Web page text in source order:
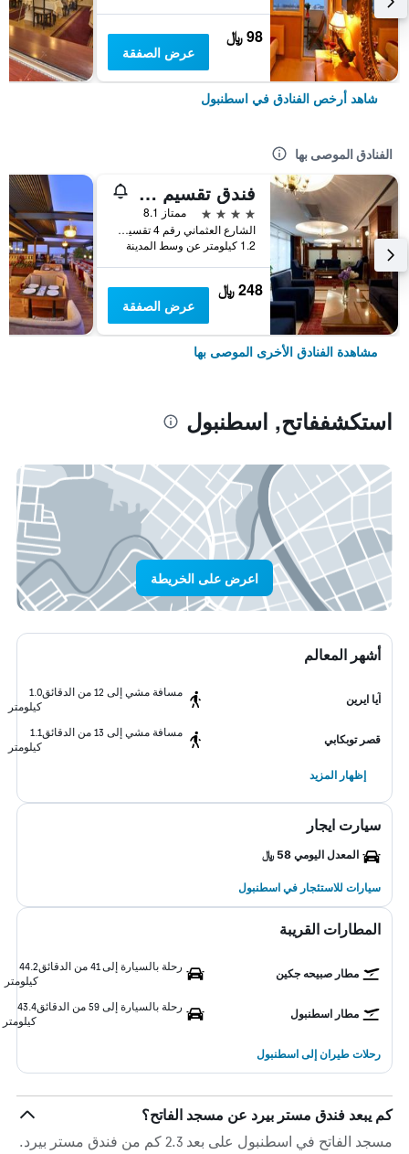
98 ﷼
عرض الصفقة
شاهد أرخص الفنادق في اسطنبول
الفنادق الموصى بها
فندق تقسيم متروبارك
4 نجوم
ممتاز 8.1
الشارع العثماني رقم 4 تقسيم, اسطنبول, تركيا
1.2 كيلومتر عن وسط المدينة
248 ﷼
عرض الصفقة
مشاهدة الفنادق الأخرى الموصى بها
استكشففاتح, اسطنبول
اعرض على الخريطة
أشهر المعالم
آيا ايرين
مسافة مشي إلى 12 من الدقائق
1.0
كيلومتر
قصر توبكابي
مسافة مشي إلى 13 من الدقائق
1.1
كيلومتر
إظهار المزيد
سيارت ايجار
المعدل اليومي 58 ﷼
سيارات للاستئجار في اسطنبول
المطارات القريبة
مطار صبيحه جكين
رحلة بالسيارة إلى 41 من الدقائق
44.2
كيلومتر
مطار اسطنبول
رحلة بالسيارة إلى 59 من الدقائق
43.4
كيلومتر
رحلات طيران إلى اسطنبول
كم يبعد فندق مستر بيرد عن مسجد الفاتح؟
مسجد الفاتح في اسطنبول على بعد 2.3 كم من فندق مستر بيرد.